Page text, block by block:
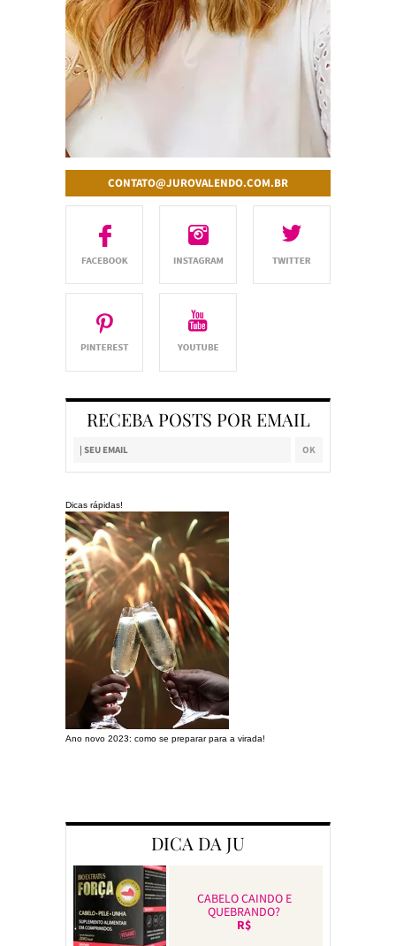
CONTATO@JUROVALENDO.COM.BR
RECEBA POSTS POR EMAIL
Dicas rápidas!
Ano novo 2023: como se preparar para a virada!
DICA DA JU
CABELO CAINDO E
QUEBRANDO?
R$